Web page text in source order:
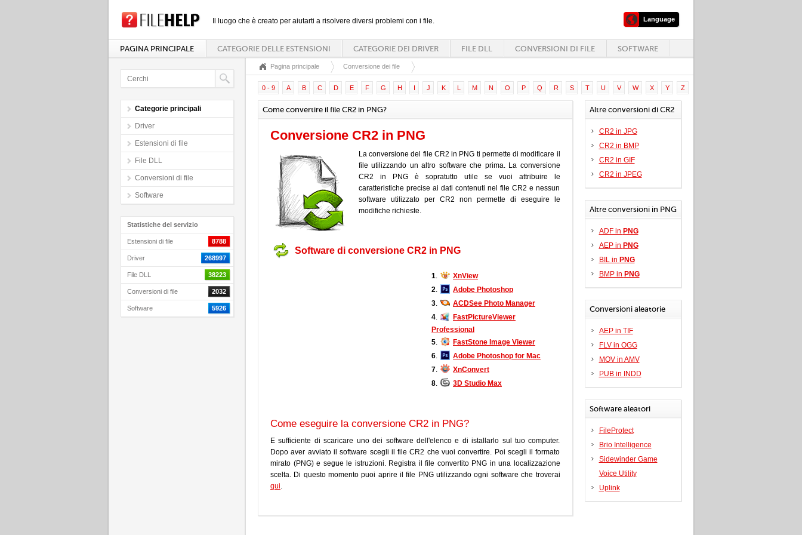
Il luogo che è creato per aiutarti a risolvere diversi problemi con i file. Language
PAGINA PRINCIPALE CATEGORIE DELLE ESTENSIONI CATEGORIE DEI DRIVER FILE DLL CONVERSIONI DI FILE SOFTWARE
Categorie principali
Driver
Estensioni di file
File DLL
Conversioni di file
Software
Statistiche del servizio
Estensioni di file 8788
Driver 268997
File DLL 38223
Conversioni di file 2032
Software 5926
Pagina principale Conversione dei file
0 - 9 A B C D E F G H I J K L M N O P Q R S T U V W X Y Z
Come convertire il file CR2 in PNG?
Conversione CR2 in PNG
La conversione del file CR2 in PNG ti permette di modificare il
file utilizzando un altro software che prima. La conversione
CR2 in PNG è sopratutto utile se vuoi attribuire le
caratteristiche precise ai dati contenuti nel file CR2 e nessun
software utilizzato per CR2 non permette di eseguire le
modifiche richieste.
Software di conversione CR2 in PNG
1
XnView
2
Adobe Photoshop
3
ACDSee Photo Manager
4
FastPictureViewer
Professional
5
FastStone Image Viewer
6
Adobe Photoshop for Mac
7
XnConvert
8
3D Studio Max
Come eseguire la conversione CR2 in PNG?
E sufficiente di scaricare uno dei software dell'elenco e di istallarlo sul tuo computer.
Dopo aver avviato il software scegli il file CR2 che vuoi convertire. Poi scegli il formato
mirato (PNG) e segue le istruzioni. Registra il file convertito PNG in una localizzazione
scelta. Di questo momento puoi aprire il file PNG utilizzando ogni software che troverai
qui.
Altre conversioni di CR2
CR2 in JPG
CR2 in BMP
CR2 in GIF
CR2 in JPEG
Altre conversioni in PNG
ADF in PNG
AEP in PNG
BIL in PNG
BMP in PNG
Conversioni aleatorie
AEP in TIF
FLV in OGG
MOV in AMV
PUB in INDD
Software aleatori
FileProtect
Brio Intelligence
Sidewinder Game
Voice Utility
Uplink